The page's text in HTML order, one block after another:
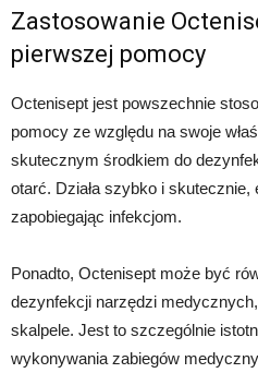
Zastosowanie
pierwszej pomocy
Octenisept jest powszechnie
pomocy ze względu na swoje
skutecznym środkiem do
otarć. Działa szybko i skutecznie,
zapobiegając infekcjom.
Ponadto, Octenisept może być
dezynfekcji narzędzi
skalpele. Jest to szczególnie
wykonywania zabiegów